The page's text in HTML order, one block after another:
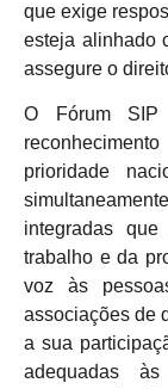
que exige
esteja alinhado
assegure o
O Fórum SIP
prioridade
integradas
trabalho e da
voz às
associações de
a sua
adequadas às